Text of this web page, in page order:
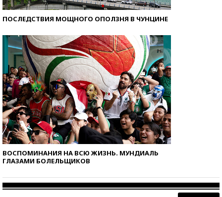
ПОСЛЕДСТВИЯ МОЩНОГО ОПОЛЗНЯ В ЧУНЦИНЕ
ВОСПОМИНАНИЯ НА ВСЮ ЖИЗНЬ. МУНДИАЛЬ
ГЛАЗАМИ БОЛЕЛЬЩИКОВ